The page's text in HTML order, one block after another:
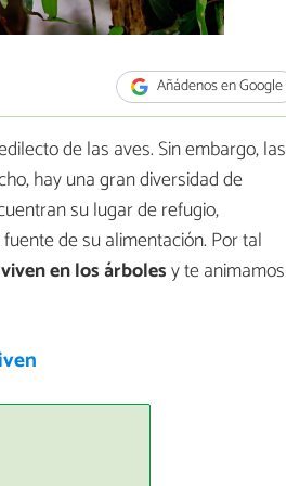
Añádenos en Google
de las aves. Sin embargo, las
hay una gran diversidad de
su lugar de refugio,
de su alimentación. Por tal
en los árbolesy te animamos